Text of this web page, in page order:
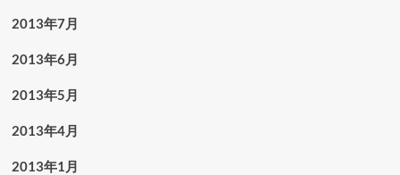
2013年7月
2013年6月
2013年5月
2013年4月
2013年1月